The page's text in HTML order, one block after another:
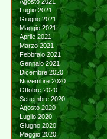
Luglio 2021
Giugno 2021
Maggio 2021
Aprile 2021
Marzo 2021
Febbraio 2021
Gennaio 2021
Dicembre 2020
Novembre 2020
Ottobre 2020
Settembre 2020
Agosto 2020
Luglio 2020
Giugno 2020
Maggio 2020